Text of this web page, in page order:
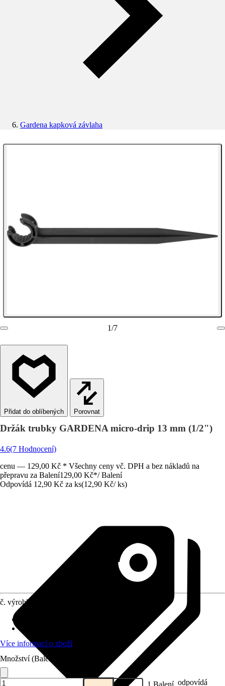
Gardena kapková závlaha
1/7
Porovnat
Držák trubky GARDENA micro-drip 13 mm (1/2")
4.6(7 Hodnocení)
cenu — 129,00 Kč * Všechny ceny vč. DPH a bez nákladů na
přepravu za Balení129,00 Kč*/ Balení
Odpovídá 12,90 Kč za ks(12,90 Kč/ ks)
č. výrobku
Více informací o zboží
Množství (Balení)
1 Balení odpovídá